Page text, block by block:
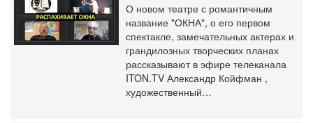
О новом театре с романтичным
название "ОКНА", о его первом
спектакле, замечательных актерах и
грандилозных творческих планах
рассказывают в эфире телеканала
ITON.TV Александр Койфман ,
художественный…